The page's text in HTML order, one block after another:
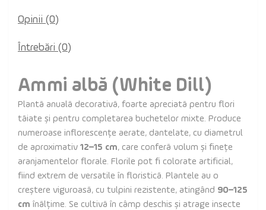
Opinii (0)
Întrebări (0)
Ammi albă (White Dill)
Plantă anuală decorativă, foarte apreciată pentru flori
tăiate și pentru completarea buchetelor mixte. Produce
numeroase inflorescențe aerate, dantelate, cu diametrul
de aproximativ 12–15 cm, care conferă volum și finețe
aranjamentelor florale. Florile pot fi colorate artificial,
fiind extrem de versatile în floristică. Plantele au o
creștere viguroasă, cu tulpini rezistente, atingând 90–125
cm înălțime. Se cultivă în câmp deschis și atrage insecte